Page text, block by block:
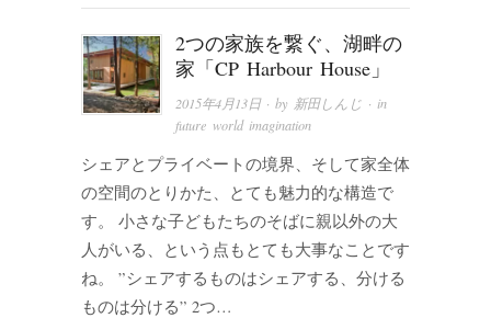
2つの家族を繋ぐ、湖畔の
家「CP Harbour House」
2015年4月13日· by 新田しんじ · in
future world imagination
シェアとプライベートの境界、そして家全体
の空間のとりかた、とても魅力的な構造で
す。 小さな子どもたちのそばに親以外の大
人がいる、という点もとても大事なことです
ね。 ”シェアするものはシェアする、分ける
ものは分ける” 2つ…